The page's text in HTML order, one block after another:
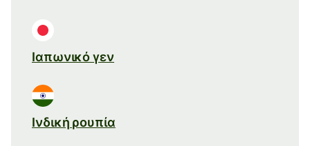
Ιαπωνικό γεν
Ινδική ρουπία